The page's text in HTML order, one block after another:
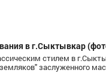
в г.Сыктывкар
стилем в
заслуженного